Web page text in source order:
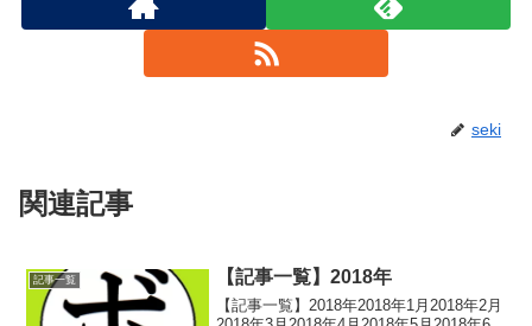
seki
関連記事
記事一覧 【記事一覧】2018年
【記事一覧】2018年2018年1月2018年2月